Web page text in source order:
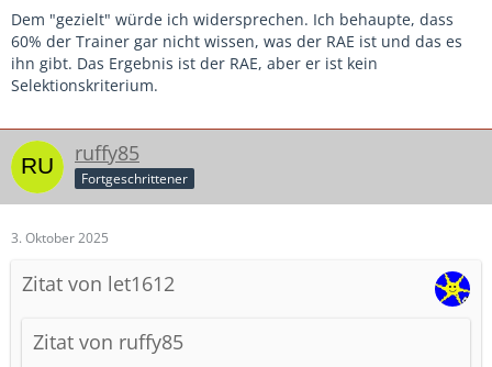
Dem "gezielt" würde ich widersprechen. Ich behaupte, dass
60% der Trainer gar nicht wissen, was der RAE ist und das es
ihn gibt. Das Ergebnis ist der RAE, aber er ist kein
Selektionskriterium.
ruffy85
Fortgeschrittener
3. Oktober 2025
Zitat von let1612
Zitat von ruffy85